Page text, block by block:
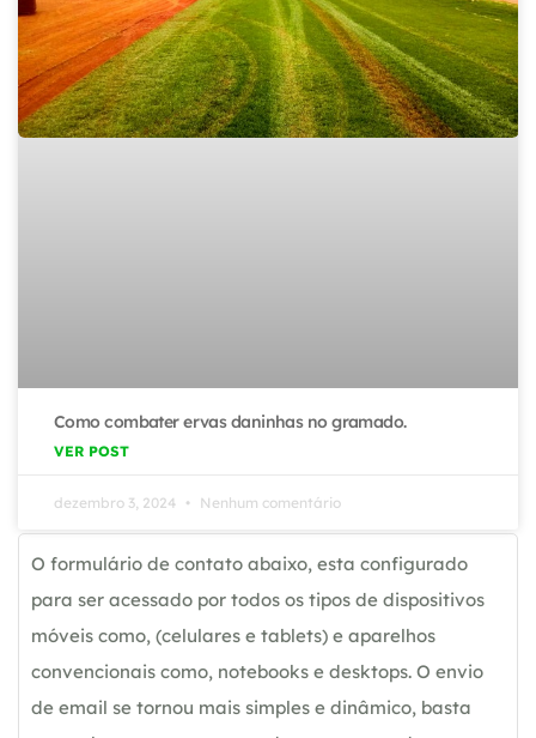
Como combater ervas daninhas no gramado.
VER POST
dezembro 3, 2024 Nenhum comentário
O formulário de contato abaixo, esta configurado
para ser acessado por todos os tipos de dispositivos
móveis como, (celulares e tablets) e aparelhos
convencionais como, notebooks e desktops. O envio
de email se tornou mais simples e dinâmico, basta